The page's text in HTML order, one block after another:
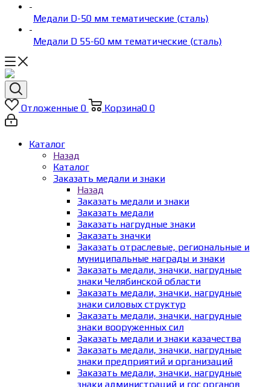
-
Медали D-50 мм тематические (сталь)
-
Медали D 55-60 мм тематические (сталь)
Отложенные 0 Корзина0 0
Каталог
Назад
Каталог
Заказать медали и знаки
Назад
Заказать медали и знаки
Заказать медали
Заказать нагрудные знаки
Заказать значки
Заказать отраслевые, региональные и
муниципальные награды и знаки
Заказать медали, значки, нагрудные
знаки Челябинской области
Заказать медали, значки, нагрудные
знаки силовых структур
Заказать медали, значки, нагрудные
знаки вооруженных сил
Заказать медали и знаки казачества
Заказать медали, значки, нагрудные
знаки предприятий и организаций
Заказать медали, значки, нагрудные
знаки администраций и гос органов